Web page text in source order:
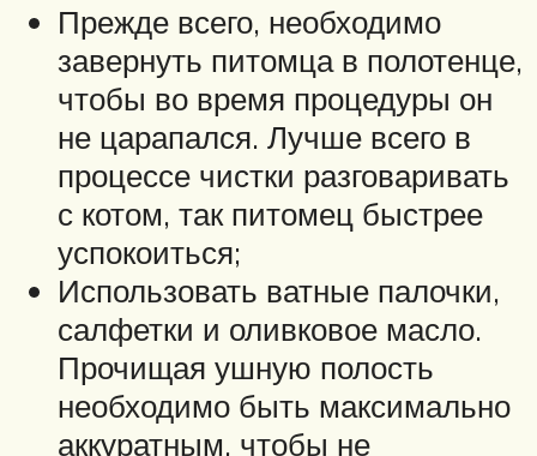
Прежде всего, необходимо
завернуть питомца в полотенце,
чтобы во время процедуры он
не царапался. Лучше всего в
процессе чистки разговаривать
с котом, так питомец быстрее
успокоиться;
Использовать ватные палочки,
салфетки и оливковое масло.
Прочищая ушную полость
необходимо быть максимально
аккуратным, чтобы не